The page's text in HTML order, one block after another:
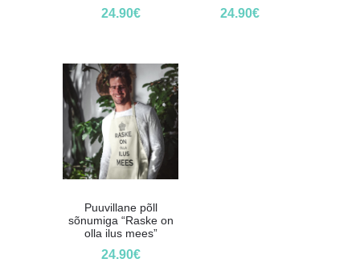
24.90€ 24.90€
Puuvillane põll
sõnumiga “Raske on
olla ilus mees”
24.90€